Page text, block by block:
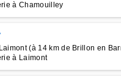
à Chamouilley
(à 14 km de Brillon en
à Laimont